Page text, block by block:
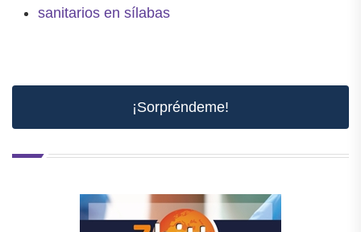
sanitarios en sílabas
¡Sorpréndeme!